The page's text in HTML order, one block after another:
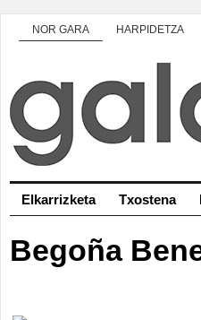
NOR GARA HARPIDETZA
Elkarrizketa Txostena
Begoña